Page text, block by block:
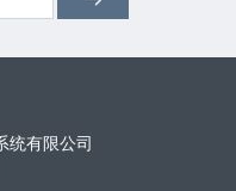
统有限公司